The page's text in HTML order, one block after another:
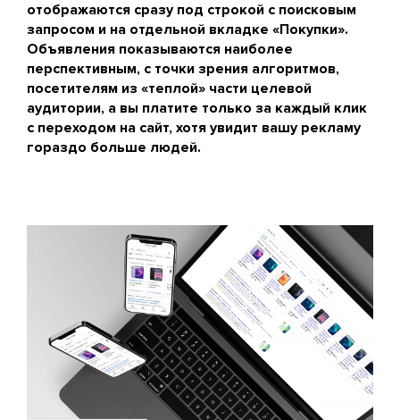
отображаются сразу под строкой с поисковым
запросом и на отдельной вкладке «Покупки».
Объявления показываются наиболее
перспективным, с точки зрения алгоритмов,
посетителям из «теплой» части целевой
аудитории, а вы платите только за каждый клик
с переходом на сайт, хотя увидит вашу рекламу
гораздо больше людей.